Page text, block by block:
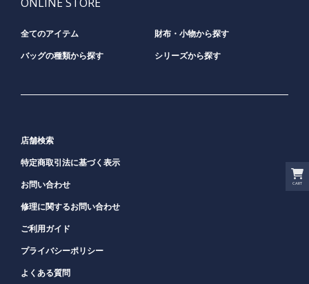
CART
ONLINE STORE
全てのアイテム 財布・小物から探す
バッグの種類から探す シリーズから探す
店舗検索
特定商取引法に基づく表示
お問い合わせ
修理に関するお問い合わせ
ご利用ガイド
プライバシーポリシー
よくある質問